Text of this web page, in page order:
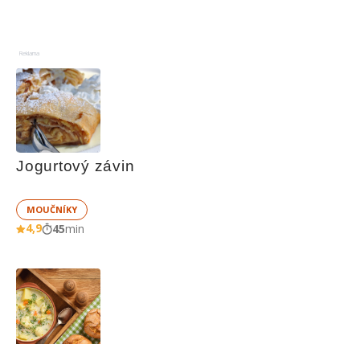
Reklama
Jogurtový závin
MOUČNÍKY
4,9 45min